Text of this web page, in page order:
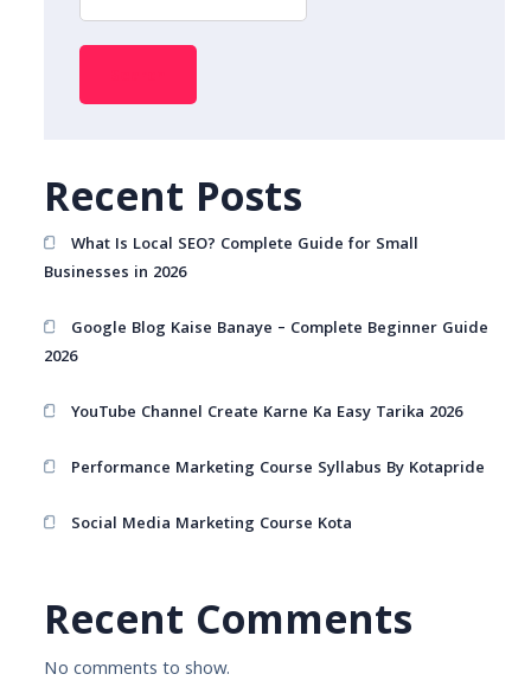
Recent Posts
What Is Local SEO? Complete Guide for Small
Businesses in 2026
Google Blog Kaise Banaye – Complete Beginner Guide
2026
YouTube Channel Create Karne Ka Easy Tarika 2026
Performance Marketing Course Syllabus By Kotapride
Social Media Marketing Course Kota
Recent Comments
No comments to show.